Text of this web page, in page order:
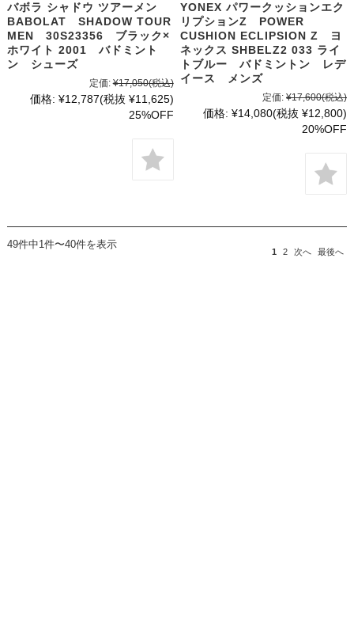
バボラ シャドウ ツアーメン
BABOLAT SHADOW TOUR
MEN 30S23356 ブラック×
ホワイト 2001 バドミント
ン シューズ
定価: ¥17,050(税込)
価格: ¥12,787(税抜 ¥11,625)
25%OFF
YONEX パワークッションエク
リプションZ POWER
CUSHION ECLIPSION Z ヨ
ネックス SHBELZ2 033 ライ
トブルー バドミントン レデ
イース メンズ
定価: ¥17,600(税込)
価格: ¥14,080(税抜 ¥12,800)
20%OFF
49件中1件〜40件を表示
1 2 次へ 最後へ